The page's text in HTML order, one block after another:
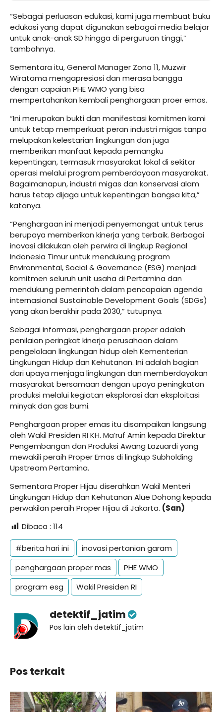
“Sebagai perluasan edukasi, kami juga membuat buku
edukasi yang dapat digunakan sebagai media belajar
untuk anak-anak SD hingga di perguruan tinggi,”
tambahnya.
Sementara itu, General Manager Zona 11, Muzwir
Wiratama mengapresiasi dan merasa bangga
dengan capaian PHE WMO yang bisa
mempertahankan kembali penghargaan proer emas.
“Ini merupakan bukti dan manifestasi komitmen kami
untuk tetap memperkuat peran industri migas tanpa
melupakan kelestarian lingkungan dan juga
memberikan manfaat kepada pemangku
kepentingan, termasuk masyarakat lokal di sekitar
operasi melalui program pemberdayaan masyarakat.
Bagaimanapun, industri migas dan konservasi alam
harus tetap dijaga untuk kepentingan bangsa kita,”
katanya.
“Penghargaan ini menjadi penyemangat untuk terus
berupaya memberikan kinerja yang terbaik. Berbagai
inovasi dilakukan oleh perwira di lingkup Regional
Indonesia Timur untuk mendukung program
Environmental, Social & Governance (ESG) menjadi
komitmen seluruh unit usaha di Pertamina dan
mendukung pemerintah dalam pencapaian agenda
internasional Sustainable Development Goals (SDGs)
yang akan berakhir pada 2030,” tutupnya.
Sebagai informasi, penghargaan proper adalah
penilaian peringkat kinerja perusahaan dalam
pengelolaan lingkungan hidup oleh Kementerian
Lingkungan Hidup dan Kehutanan. Ini adalah bagian
dari upaya menjaga lingkungan dan memberdayakan
masyarakat bersamaan dengan upaya peningkatan
produksi melalui kegiatan eksplorasi dan eksploitasi
minyak dan gas bumi.
Penghargaan proper emas itu disampaikan langsung
oleh Wakil Presiden RI KH. Ma’ruf Amin kepada Direktur
Pengembangan dan Produksi Awang Lazuardi yang
mewakili peraih Proper Emas di lingkup Subholding
Upstream Pertamina.
Sementara Proper Hijau diserahkan Wakil Menteri
Lingkungan Hidup dan Kehutanan Alue Dohong kepada
perwakilan peraih Proper Hijau di Jakarta. (San)
Dibaca : 114
#berita hari ini
inovasi pertanian garam
penghargaan proper mas
PHE WMO
program esg
Wakil Presiden RI
detektif_jatim
Pos lain oleh detektif_jatim
Pos terkait